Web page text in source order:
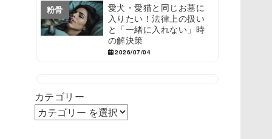
粉骨
愛犬・愛猫と同じお墓に
入りたい！法律上の扱い
と「一緒に入れない」時
の解決策
2026/07/04
カテゴリー